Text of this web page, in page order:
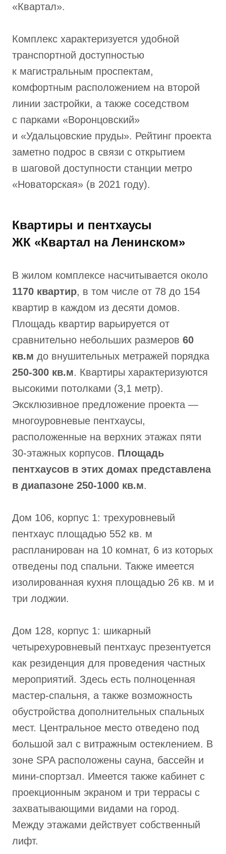
«Квартал».
Комплекс характеризуется удобной
транспортной доступностью
к магистральным проспектам,
комфортным расположением на второй
линии застройки, а также соседством
с парками «Воронцовский»
и «Удальцовские пруды». Рейтинг проекта
заметно подрос в связи с открытием
в шаговой доступности станции метро
«Новаторская» (в 2021 году).
Квартиры и пентхаусы
ЖК «Квартал на Ленинском»
В жилом комплексе насчитывается около
1170 квартир, в том числе от 78 до 154
квартир в каждом из десяти домов.
Площадь квартир варьируется от
сравнительно небольших размеров 60
кв.м до внушительных метражей порядка
250-300 кв.м. Квартиры характеризуются
высокими потолками (3,1 метр).
Эксклюзивное предложение проекта —
многоуровневые пентхаусы,
расположенные на верхних этажах пяти
30-этажных корпусов. Площадь
пентхаусов в этих домах представлена
в диапазоне 250-1000 кв.м.
Дом 106, корпус 1: трехуровневый
пентхаус площадью 552 кв. м
распланирован на 10 комнат, 6 из которых
отведены под спальни. Также имеется
изолированная кухня площадью 26 кв. м и
три лоджии.
Дом 128, корпус 1: шикарный
четырехуровневый пентхаус презентуется
как резиденция для проведения частных
мероприятий. Здесь есть полноценная
мастер-спальня, а также возможность
обустройства дополнительных спальных
мест. Центральное место отведено под
большой зал с витражным остеклением. В
зоне SPA расположены сауна, бассейн и
мини-спортзал. Имеется также кабинет с
проекционным экраном и три террасы с
захватывающими видами на город.
Между этажами действует собственный
лифт.